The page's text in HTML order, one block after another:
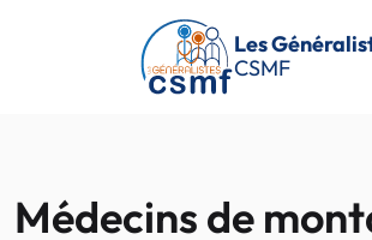
Passer au contenu principal
Les
CSMF
Médecins de